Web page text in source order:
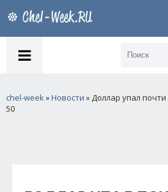
chel-week»Новости » Доллар упал
50